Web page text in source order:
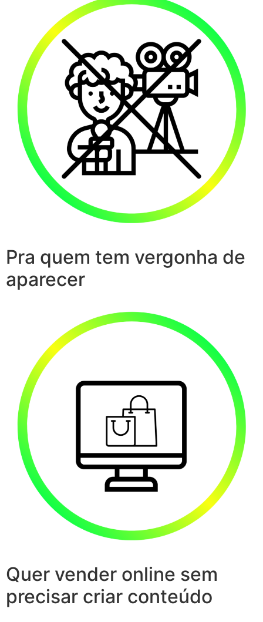
Pra quem tem vergonha de
aparecer
Quer vender online sem
precisar criar conteúdo